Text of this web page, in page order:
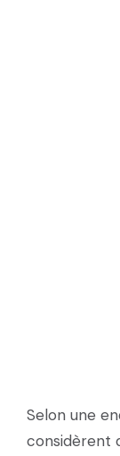
Selon une
considèrent